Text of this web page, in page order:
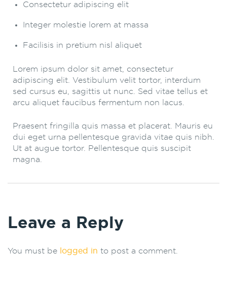
Consectetur adipiscing elit
Integer molestie lorem at massa
Facilisis in pretium nisl aliquet
Lorem ipsum dolor sit amet, consectetur
adipiscing elit. Vestibulum velit tortor, interdum
sed cursus eu, sagittis ut nunc. Sed vitae tellus et
arcu aliquet faucibus fermentum non lacus.
Praesent fringilla quis massa et placerat. Mauris eu
dui eget urna pellentesque gravida vitae quis nibh.
Ut at augue tortor. Pellentesque quis suscipit
magna.
Leave a Reply
You must be logged in to post a comment.